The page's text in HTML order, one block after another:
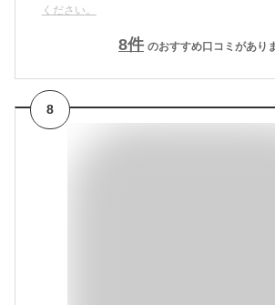
ください。
8件 のおすすめ口コミがあり
8